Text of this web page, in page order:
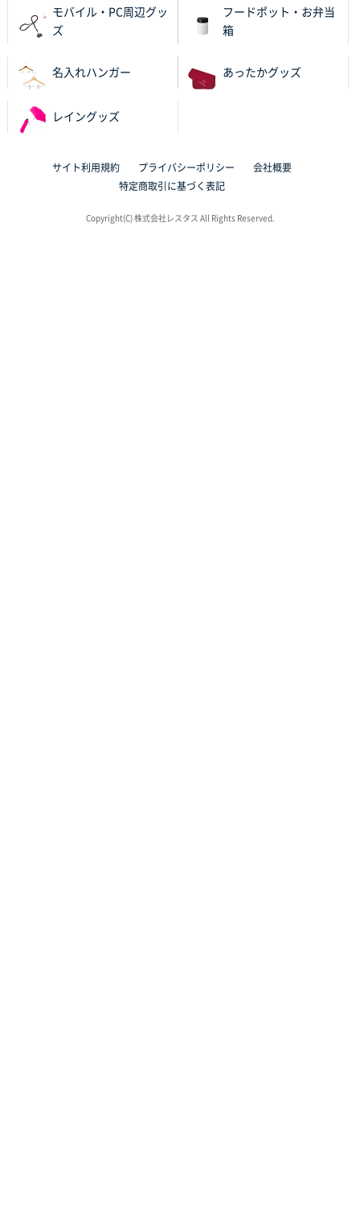
モバイル・PC周辺グッ
ズ
フードポット・お弁当
箱
名入れハンガー あったかグッズ
レイングッズ
サイト利用規約 プライバシーポリシー
会社概要
特定商取引に基づく表記
Copyright(C) 株式会社レスタス All Rights Reserved.